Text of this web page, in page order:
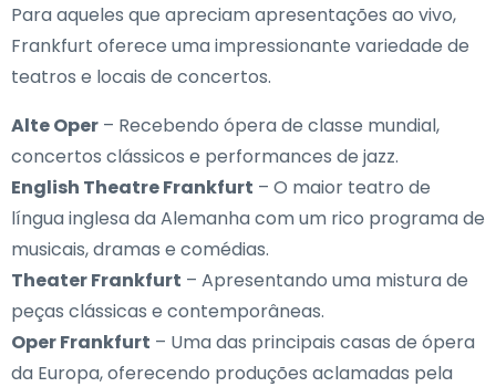
Para aqueles que apreciam apresentações ao vivo,
Frankfurt oferece uma impressionante variedade de
teatros e locais de concertos.
Alte Oper – Recebendo ópera de classe mundial,
concertos clássicos e performances de jazz.
English Theatre Frankfurt – O maior teatro de
língua inglesa da Alemanha com um rico programa de
musicais, dramas e comédias.
Theater Frankfurt – Apresentando uma mistura de
peças clássicas e contemporâneas.
Oper Frankfurt – Uma das principais casas de ópera
da Europa, oferecendo produções aclamadas pela